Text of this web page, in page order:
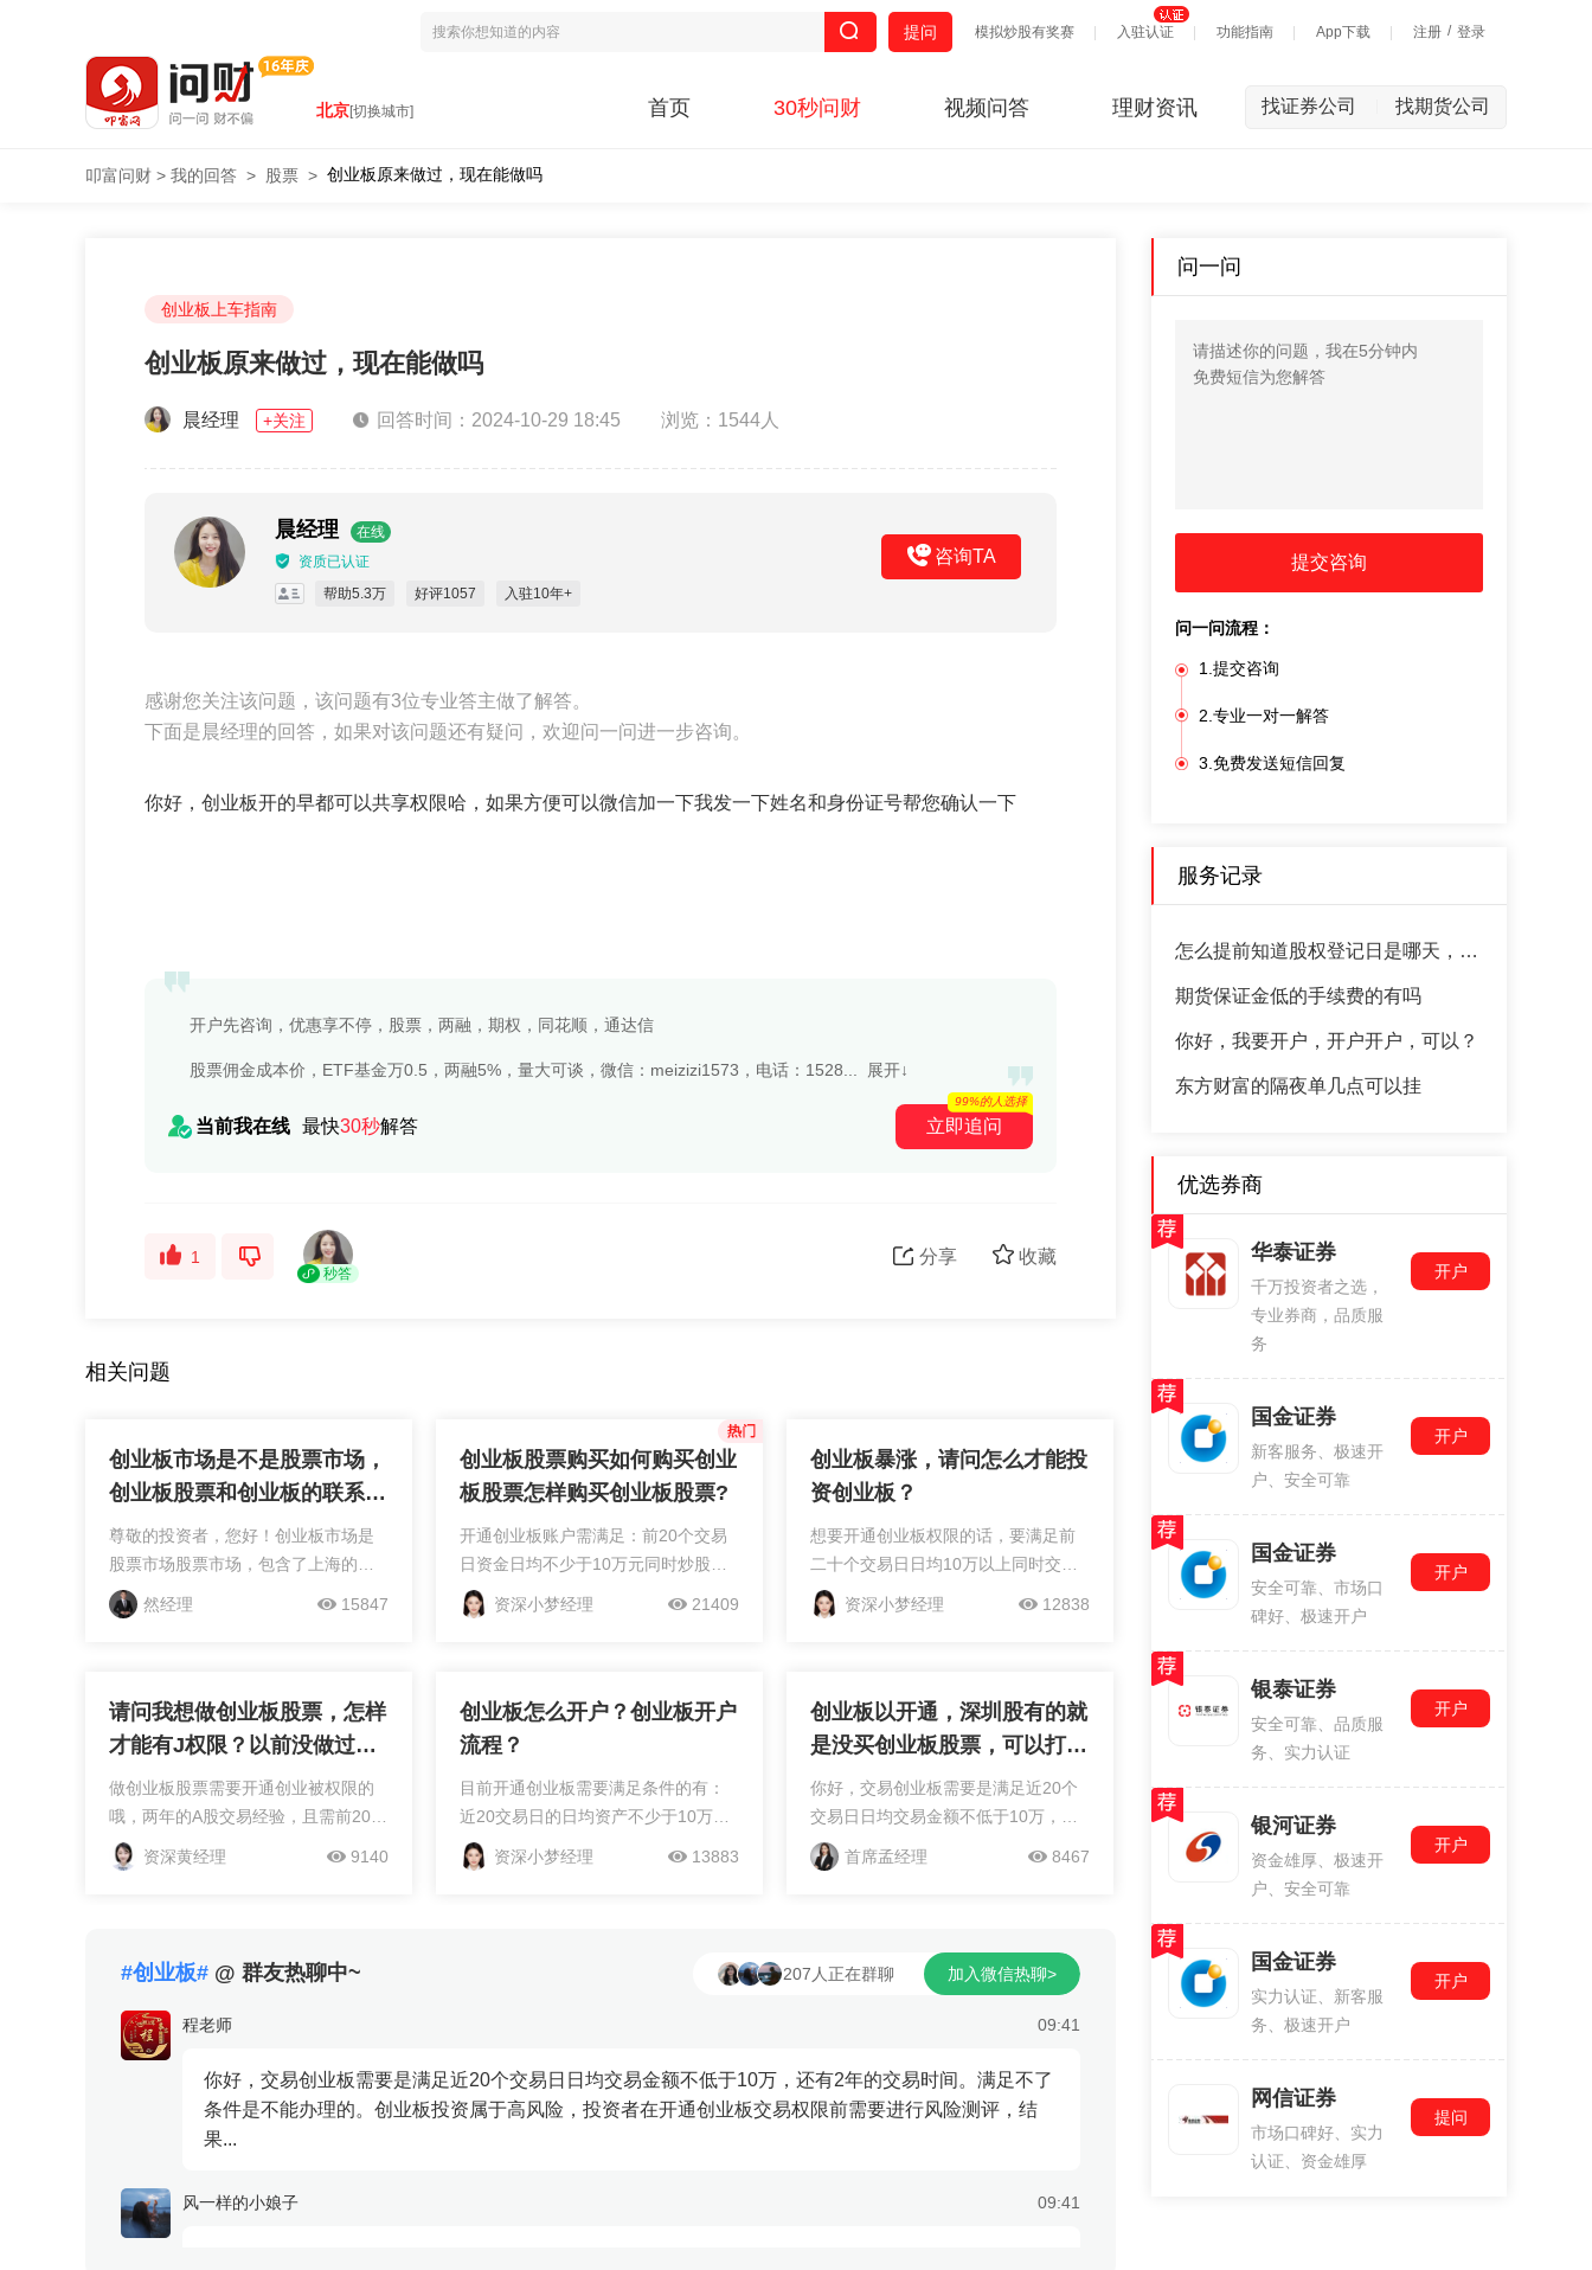
模拟炒股有奖赛 入驻认证 功能指南 App下载 注册 / 登录
提问
北京[切换城市] 首页 30秒问财 视频问答 理财资讯 找证券公司 找期货公司
叩富问财 > 我的回答 > 股票 > 创业板原来做过，现在能做吗
创业板上车指南
创业板原来做过，现在能做吗
晨经理 +关注 回答时间：2024-10-29 18:45 浏览：1544人
晨经理
在线
资质已认证
帮助5.3万
好评1057 入驻10年+
咨询TA
感谢您关注该问题，该问题有3位专业答主做了解答。
下面是晨经理的回答，如果对该问题还有疑问，欢迎问一问进一步咨询。
你好，创业板开的早都可以共享权限哈，如果方便可以微信加一下我发一下姓名和身份证号帮您确认一下
开户先咨询，优惠享不停，股票，两融，期权，同花顺，通达信
股票佣金成本价，ETF基金万0.5，两融5%，量大可谈，微信：meizizi1573，电话：1528... 展开↓
当前我在线 最快30秒解答 立即追问
99%的人选择
1
秒答
收藏
分享
相关问题
创业板市场是不是股票市场，
创业板股票和创业板的联系是
什么，创业板股票是在主板还
是在创业板？
尊敬的投资者，您好！创业板市场是
股票市场股票市场，包含了上海的和
深圳的深圳的，包含了中小板和创业
板。创业板权限开通需要满足，申请
然经理 15847
创业板股票购买如何购买创业
板股票怎样购买创业板股票?
开通创业板账户需满足：前20个交易
日资金日均不少于10万元同时炒股经
验有2年及以上。一般来说佣金费率主
要是万三这样的，具体佣金的收取各
资深小梦经理 21409
创业板暴涨，请问怎么才能投
资创业板？
想要开通创业板权限的话，要满足前
二十个交易日日均10万以上同时交易
年限有24个月及以上。证券自行开户
的默认佣金在万三左右，证券市场中
资深小梦经理 12838
请问我想做创业板股票，怎样
才能有J权限？以前没做过创
业板。
做创业板股票需要开通创业被权限的
哦，两年的A股交易经验，且需前20个
交易日日均资产不少于10万元即可开
通创业板。但创业板股票目前涨跌幅
资深黄经理 9140
创业板怎么开户？创业板开户
流程？
目前开通创业板需要满足条件的有：
近20交易日的日均资产不少于10万并
且具备两年及以上交易经验。现在客
户经理办理证券账户的佣金主要是在
资深小梦经理 13883
创业板以开通，深圳股有的就
是没买创业板股票，可以打创
业板的新股吗？
你好，交易创业板需要是满足近20个
交易日日均交易金额不低于10万，还
有2年的交易时间。满足不了条件是不
能办理的。创业板投资属于高风险，
首席孟经理 8467
#创业板# @ 群友热聊中~
程老师 09:41
你好，交易创业板需要是满足近20个交易日日均交易金额不低于10万，还有2年的交易时间。满足不了
条件是不能办理的。创业板投资属于高风险，投资者在开通创业板交易权限前需要进行风险测评，结
果...
风一样的小娘子 09:41
207人正在群聊 加入微信热聊>
问一问
提交咨询
问一问流程：
1.提交咨询
2.专业一对一解答
3.免费发送短信回复
服务记录
怎么提前知道股权登记日是哪天，到哪里查看
期货保证金低的手续费的有吗
你好，我要开户，开户开户，可以？
东方财富的隔夜单几点可以挂
优选券商
华泰证券
千万投资者之选，
专业券商，品质服
务
开户
国金证券
新客服务、极速开
户、安全可靠
开户
国金证券
安全可靠、市场口
碑好、极速开户
开户
银泰证券
安全可靠、品质服
务、实力认证
开户
银河证券
资金雄厚、极速开
户、安全可靠
开户
国金证券
实力认证、新客服
务、极速开户
开户
网信证券
市场口碑好、实力
认证、资金雄厚
提问